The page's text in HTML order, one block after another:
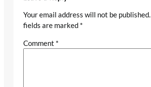
Your email address will not be published.
fields are marked *
Comment *